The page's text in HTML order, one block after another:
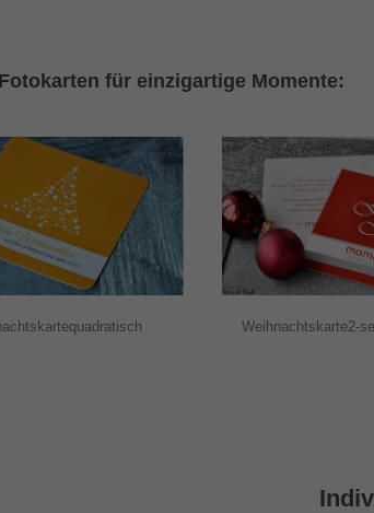
für einzigartige Momente:
Weihnachtskarte2-